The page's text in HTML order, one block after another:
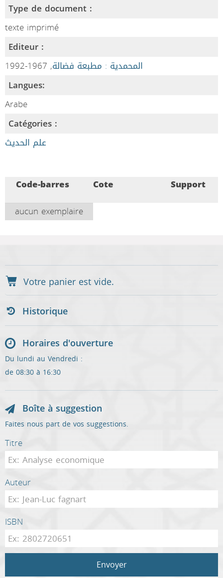
Type de document :
texte imprimé
Editeur :
المحمدية : مطبعة فضالة, 1967-1992
Langues:
Arabe
Catégories :
علم الحديث
Code-barres Cote
Support
aucun exemplaire
Historique
Horaires d'ouverture
Du lundi au Vendredi :
de 08:30 à 16:30
Boîte à suggestion
Faites nous part de vos suggestions.
Titre
Auteur
ISBN
Envoyer